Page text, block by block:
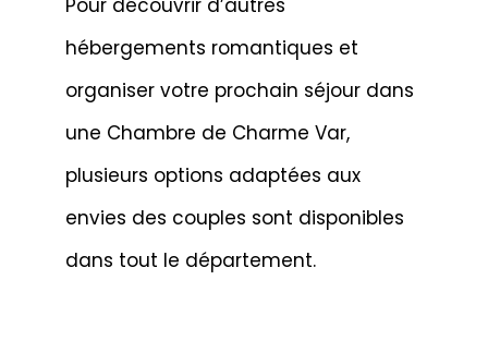
Pour découvrir d’autres
hébergements romantiques et
organiser votre prochain séjour dans
une Chambre de Charme Var,
plusieurs options adaptées aux
envies des couples sont disponibles
dans tout le département.